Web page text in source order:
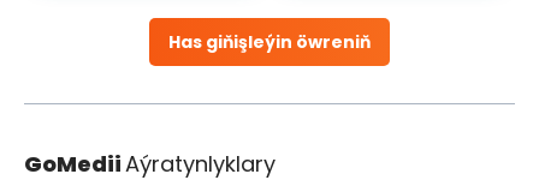
Has giňişleýin öwreniň
GoMediiAýratynlyklary